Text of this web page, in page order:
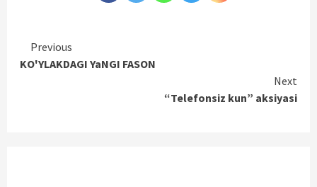
Continue
Reading
Previous
KO'YLAKDAGI YaNGI FASON
Next
“Telefonsiz kun” aksiyasi